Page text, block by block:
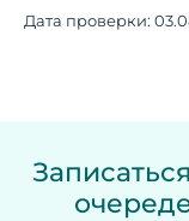
Дата проверки: